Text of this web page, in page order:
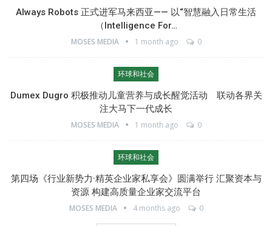
Always Robots 正式进军马来西亚—— 以“智慧融入日常生活
（Intelligence For…
MOSES MEDIA 1 month ago 0
环球和社会
Dumex Dugro 积极推动儿童营养与成长醒觉活动 联动各界关
注大马下一代成长
MOSES MEDIA 1 month ago 0
环球和社会
第四场《行业新势力·精英企业家私享会》圆满举行 汇聚资本与
资源 构建高质量企业家交流平台
MOSES MEDIA 4 months ago 0